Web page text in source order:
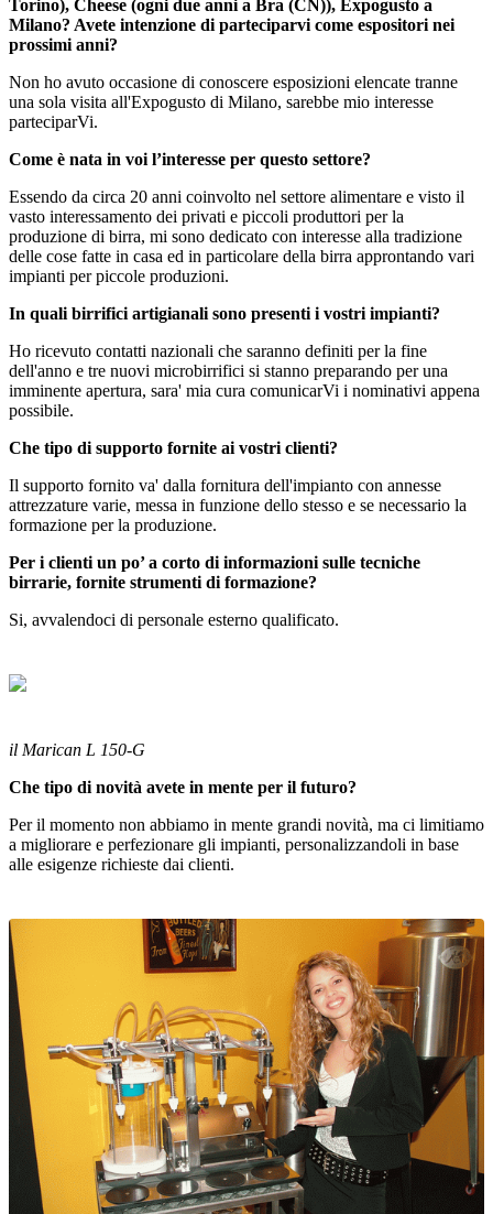
Torino), Cheese (ogni due anni a Bra (CN)), Expogusto a
Milano? Avete intenzione di parteciparvi come espositori nei
prossimi anni?
Non ho avuto occasione di conoscere esposizioni elencate tranne
una sola visita all'Expogusto di Milano, sarebbe mio interesse
parteciparVi.
Come è nata in voi l’interesse per questo settore?
Essendo da circa 20 anni coinvolto nel settore alimentare e visto il
vasto interessamento dei privati e piccoli produttori per la
produzione di birra, mi sono dedicato con interesse alla tradizione
delle cose fatte in casa ed in particolare della birra approntando vari
impianti per piccole produzioni.
In quali birrifici artigianali sono presenti i vostri impianti?
Ho ricevuto contatti nazionali che saranno definiti per la fine
dell'anno e tre nuovi microbirrifici si stanno preparando per una
imminente apertura, sara' mia cura comunicarVi i nominativi appena
possibile.
Che tipo di supporto fornite ai vostri clienti?
Il supporto fornito va' dalla fornitura dell'impianto con annesse
attrezzature varie, messa in funzione dello stesso e se necessario la
formazione per la produzione.
Per i clienti un po’ a corto di informazioni sulle tecniche
birrarie, fornite strumenti di formazione?
Si, avvalendoci di personale esterno qualificato.
il Marican L 150-G
Che tipo di novità avete in mente per il futuro?
Per il momento non abbiamo in mente grandi novità, ma ci limitiamo
a migliorare e perfezionare gli impianti, personalizzandoli in base
alle esigenze richieste dai clienti.